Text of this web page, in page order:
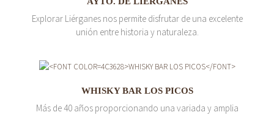
Explorar Liérganes nos permite disfrutar de una excelente
unión entre historia y naturaleza.
WHISKY BAR LOS PICOS
Más de 40 años proporcionando una variada y amplia